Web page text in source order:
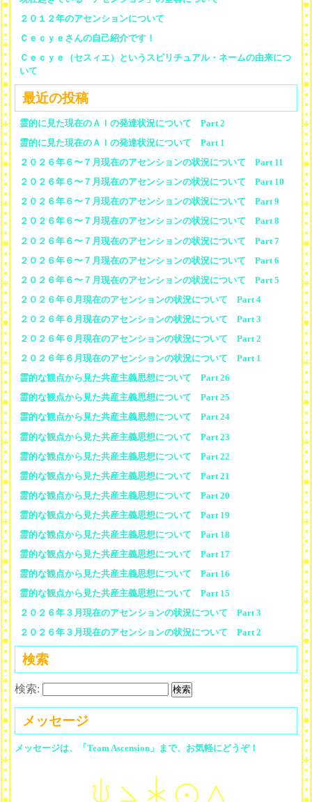
２０１２年のアセンションについて
Ｃｅｃｙｅさんの自己紹介です！
Ｃｅｃｙｅ（セスィエ）というスピリチュアル・ネームの由来につ
いて
最近の投稿
霊的に見た現在のＡＩの発達状況について Part 2
霊的に見た現在のＡＩの発達状況について Part 1
２０２６年６〜７月現在のアセンションの状況について Part 11
２０２６年６〜７月現在のアセンションの状況について Part 10
２０２６年６〜７月現在のアセンションの状況について Part 9
２０２６年６〜７月現在のアセンションの状況について Part 8
２０２６年６〜７月現在のアセンションの状況について Part 7
２０２６年６〜７月現在のアセンションの状況について Part 6
２０２６年６〜７月現在のアセンションの状況について Part 5
２０２６年６月現在のアセンションの状況について Part 4
２０２６年６月現在のアセンションの状況について Part 3
２０２６年６月現在のアセンションの状況について Part 2
２０２６年６月現在のアセンションの状況について Part 1
霊的な観点から見た共産主義思想について Part 26
霊的な観点から見た共産主義思想について Part 25
霊的な観点から見た共産主義思想について Part 24
霊的な観点から見た共産主義思想について Part 23
霊的な観点から見た共産主義思想について Part 22
霊的な観点から見た共産主義思想について Part 21
霊的な観点から見た共産主義思想について Part 20
霊的な観点から見た共産主義思想について Part 19
霊的な観点から見た共産主義思想について Part 18
霊的な観点から見た共産主義思想について Part 17
霊的な観点から見た共産主義思想について Part 16
霊的な観点から見た共産主義思想について Part 15
２０２６年３月現在のアセンションの状況について Part 3
２０２６年３月現在のアセンションの状況について Part 2
検索
検索:
メッセージ
メッセージは、「Team Ascension」まで、お気軽にどうぞ！